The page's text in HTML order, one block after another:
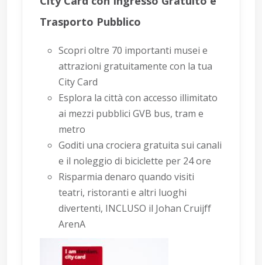
Trasporto Pubblico
Scopri oltre 70 importanti musei e
attrazioni gratuitamente con la tua
City Card
Esplora la città con accesso illimitato
ai mezzi pubblici GVB bus, tram e
metro
Goditi una crociera gratuita sui canali
e il noleggio di biciclette per 24 ore
Risparmia denaro quando visiti
teatri, ristoranti e altri luoghi
divertenti, INCLUSO il Johan Cruijff
ArenA